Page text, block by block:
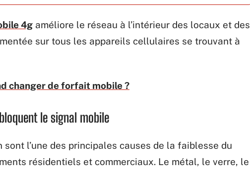
4g améliore le réseau à l’intérieur des locaux et des
sur tous les appareils cellulaires se trouvant à
changer de forfait mobile ?
le signal mobile
l’une des principales causes de la faiblesse du
résidentiels et commerciaux. Le métal, le verre, le